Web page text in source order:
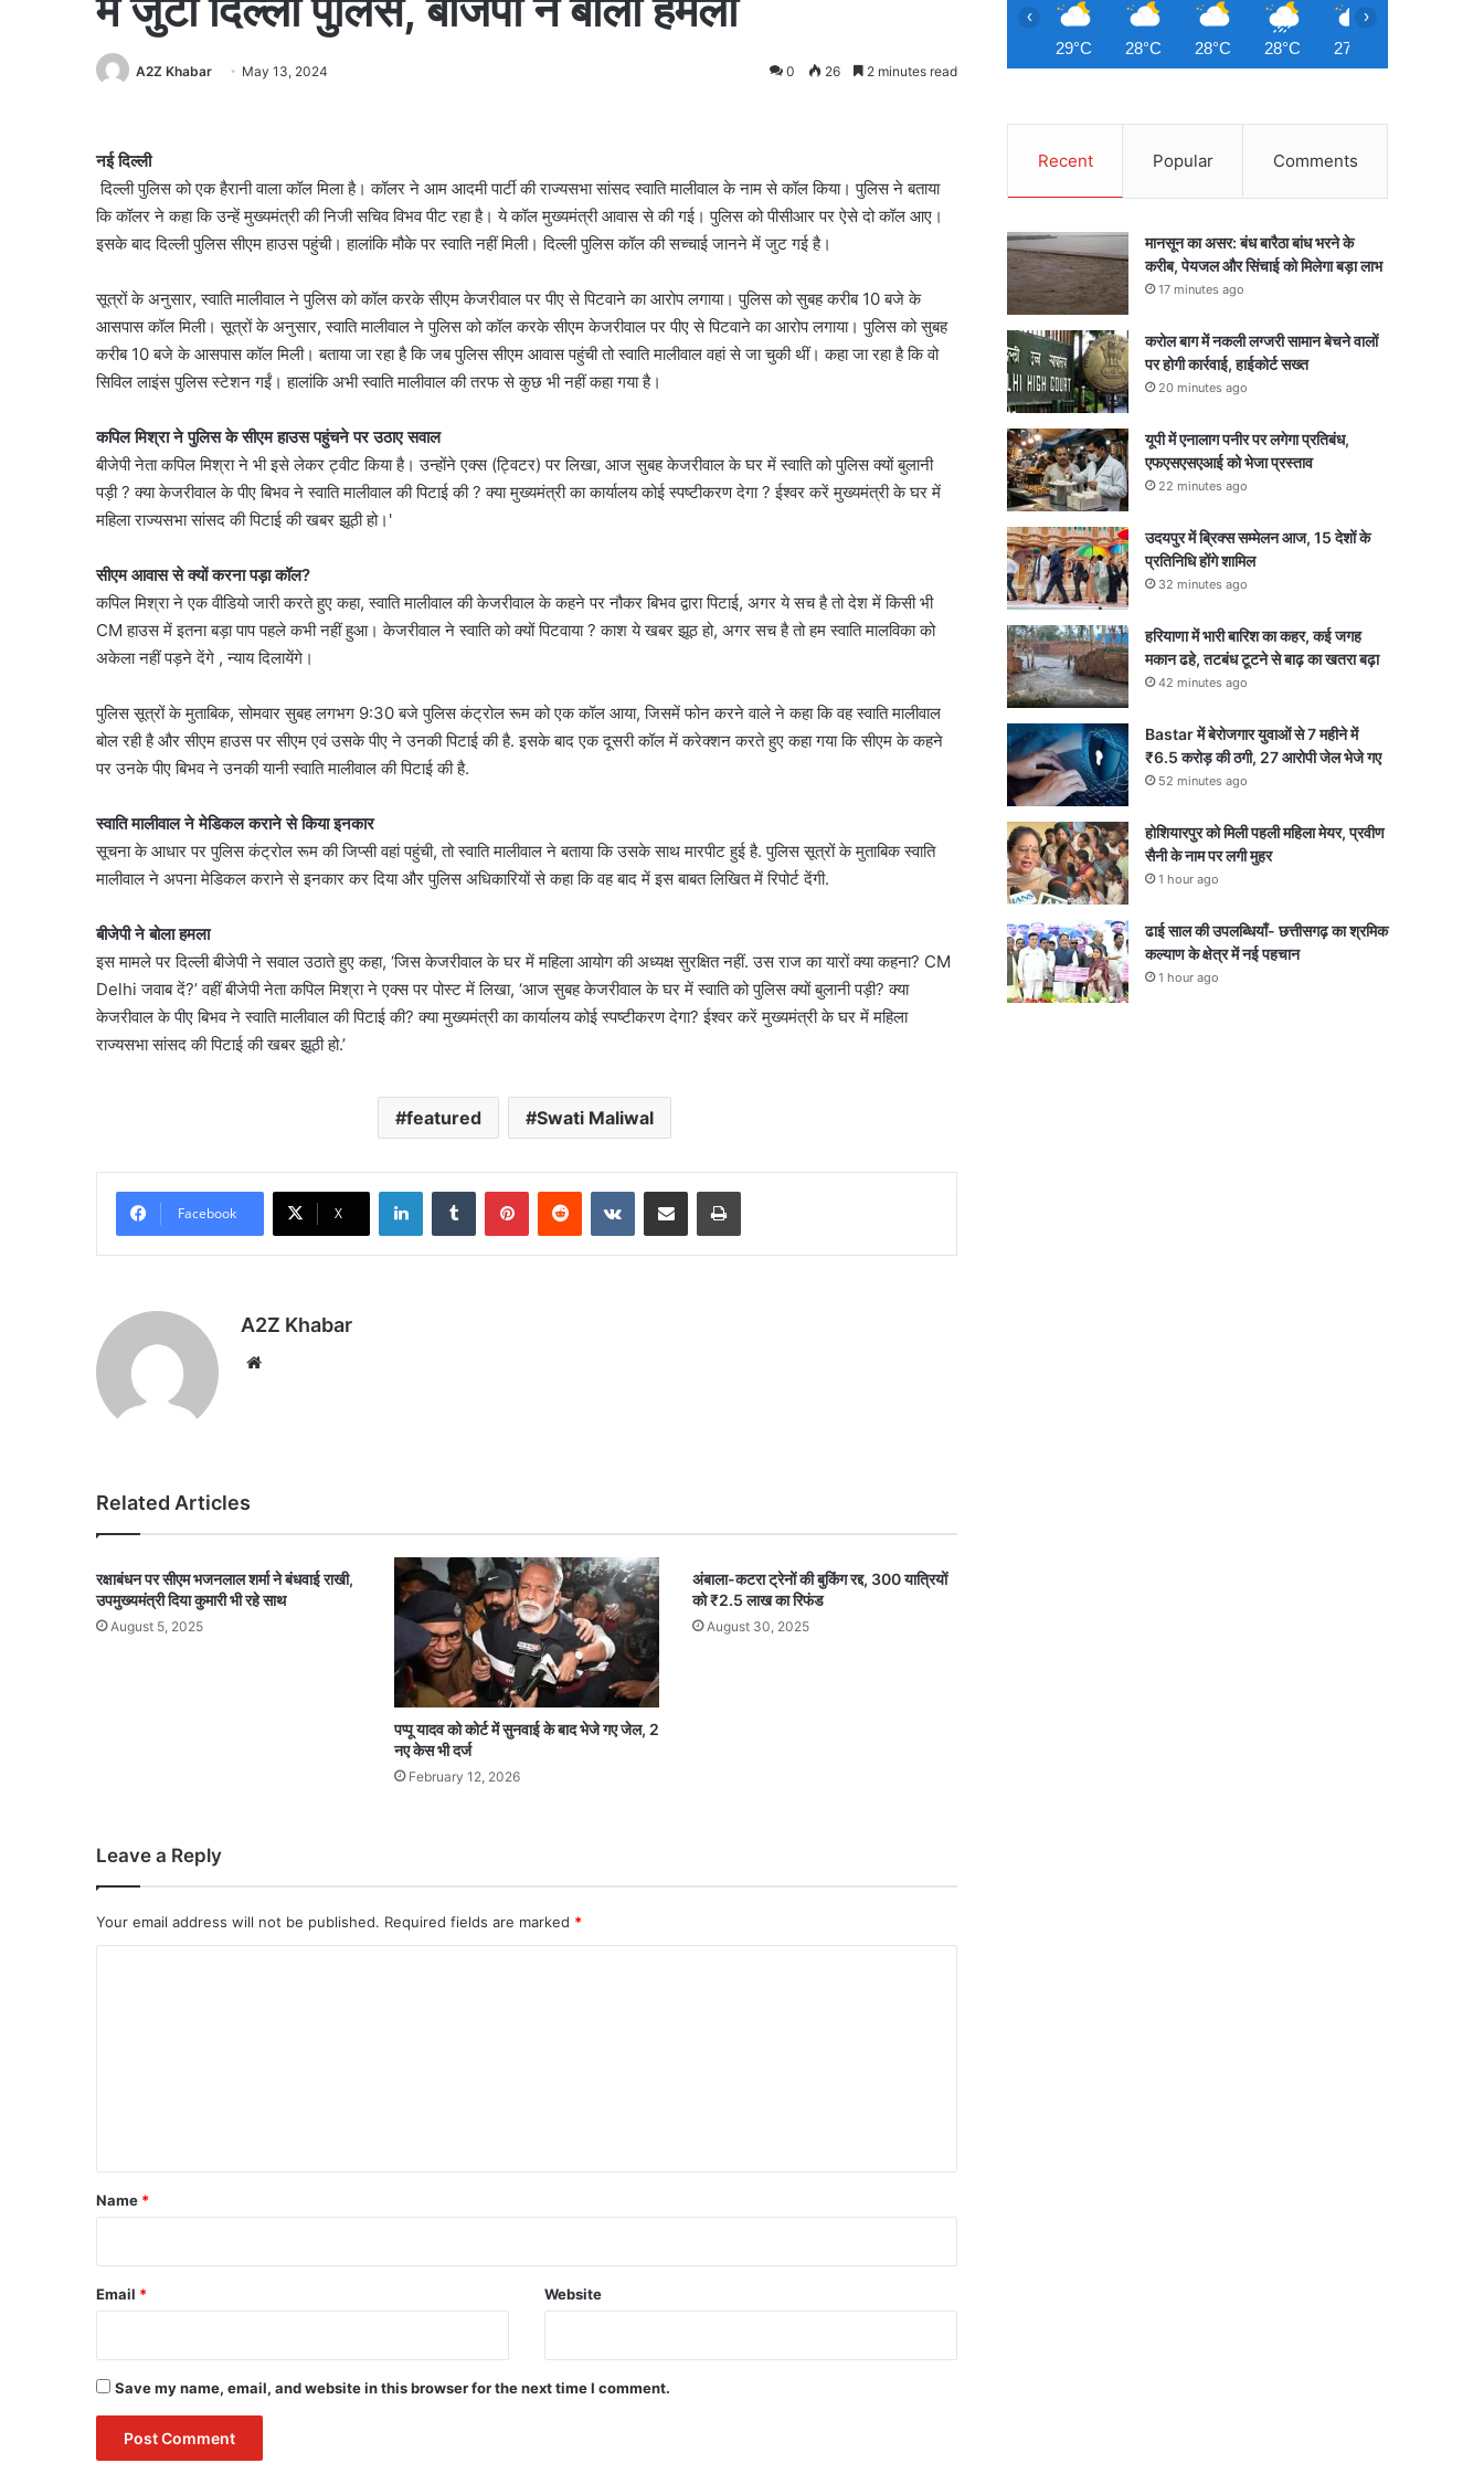
A2Z Khabar May 13, 2024 0 26 2 minutes read
नई दिल्ली
दिल्ली पुलिस को एक हैरानी वाला कॉल मिला है। कॉलर ने आम आदमी पार्टी की राज्यसभा सांसद स्वाति मालीवाल के नाम से कॉल किया। पुलिस ने बताया
कि कॉलर ने कहा कि उन्हें मुख्यमंत्री की निजी सचिव विभव पीट रहा है। ये कॉल मुख्यमंत्री आवास से की गई। पुलिस को पीसीआर पर ऐसे दो कॉल आए।
इसके बाद दिल्ली पुलिस सीएम हाउस पहुंची। हालांकि मौके पर स्वाति नहीं मिली। दिल्ली पुलिस कॉल की सच्चाई जानने में जुट गई है।
सूत्रों के अनुसार, स्वाति मालीवाल ने पुलिस को कॉल करके सीएम केजरीवाल पर पीए से पिटवाने का आरोप लगाया। पुलिस को सुबह करीब 10 बजे के
आसपास कॉल मिली। सूत्रों के अनुसार, स्वाति मालीवाल ने पुलिस को कॉल करके सीएम केजरीवाल पर पीए से पिटवाने का आरोप लगाया। पुलिस को सुबह
करीब 10 बजे के आसपास कॉल मिली। बताया जा रहा है कि जब पुलिस सीएम आवास पहुंची तो स्वाति मालीवाल वहां से जा चुकी थीं। कहा जा रहा है कि वो
सिविल लाइंस पुलिस स्टेशन गईं। हालांकि अभी स्वाति मालीवाल की तरफ से कुछ भी नहीं कहा गया है।
कपिल मिश्रा ने पुलिस के सीएम हाउस पहुंचने पर उठाए सवाल
बीजेपी नेता कपिल मिश्रा ने भी इसे लेकर ट्वीट किया है। उन्होंने एक्स (ट्विटर) पर लिखा, आज सुबह केजरीवाल के घर में स्वाति को पुलिस क्यों बुलानी
पड़ी ? क्या केजरीवाल के पीए बिभव ने स्वाति मालीवाल की पिटाई की ? क्या मुख्यमंत्री का कार्यालय कोई स्पष्टीकरण देगा ? ईश्वर करें मुख्यमंत्री के घर में
महिला राज्यसभा सांसद की पिटाई की खबर झूठी हो।'
सीएम आवास से क्यों करना पड़ा कॉल?
कपिल मिश्रा ने एक वीडियो जारी करते हुए कहा, स्वाति मालीवाल की केजरीवाल के कहने पर नौकर बिभव द्वारा पिटाई, अगर ये सच है तो देश में किसी भी
CM हाउस में इतना बड़ा पाप पहले कभी नहीं हुआ। केजरीवाल ने स्वाति को क्यों पिटवाया ? काश ये खबर झूठ हो, अगर सच है तो हम स्वाति मालविका को
अकेला नहीं पड़ने देंगे , न्याय दिलायेंगे।
पुलिस सूत्रों के मुताबिक, सोमवार सुबह लगभग 9:30 बजे पुलिस कंट्रोल रूम को एक कॉल आया, जिसमें फोन करने वाले ने कहा कि वह स्वाति मालीवाल
बोल रही है और सीएम हाउस पर सीएम एवं उसके पीए ने उनकी पिटाई की है. इसके बाद एक दूसरी कॉल में करेक्शन करते हुए कहा गया कि सीएम के कहने
पर उनके पीए बिभव ने उनकी यानी स्वाति मालीवाल की पिटाई की है.
स्वाति मालीवाल ने मेडिकल कराने से किया इनकार
सूचना के आधार पर पुलिस कंट्रोल रूम की जिप्सी वहां पहुंची, तो स्वाति मालीवाल ने बताया कि उसके साथ मारपीट हुई है. पुलिस सूत्रों के मुताबिक स्वाति
मालीवाल ने अपना मेडिकल कराने से इनकार कर दिया और पुलिस अधिकारियों से कहा कि वह बाद में इस बाबत लिखित में रिपोर्ट देंगी.
बीजेपी ने बोला हमला
इस मामले पर दिल्ली बीजेपी ने सवाल उठाते हुए कहा, ‘जिस केजरीवाल के घर में महिला आयोग की अध्यक्ष सुरक्षित नहीं. उस राज का यारों क्या कहना? CM
Delhi जवाब दें?’ वहीं बीजेपी नेता कपिल मिश्रा ने एक्स पर पोस्ट में लिखा, ‘आज सुबह केजरीवाल के घर में स्वाति को पुलिस क्यों बुलानी पड़ी? क्या
केजरीवाल के पीए बिभव ने स्वाति मालीवाल की पिटाई की? क्या मुख्यमंत्री का कार्यालय कोई स्पष्टीकरण देगा? ईश्वर करें मुख्यमंत्री के घर में महिला
राज्यसभा सांसद की पिटाई की खबर झूठी हो.’
featured Swati Maliwal
Facebook X
LinkedInTumblr PinterestReddit VKontakteShare via Email Print
A2Z Khabar
Related Articles
रक्षाबंधन पर सीएम भजनलाल शर्मा ने बंधवाई राखी,
उपमुख्यमंत्री दिया कुमारी भी रहे साथ
August 5, 2025
पप्पू यादव को कोर्ट में सुनवाई के बाद भेजे गए जेल, 2
नए केस भी दर्ज
February 12, 2026
अंबाला-कटरा ट्रेनों की बुकिंग रद्द, 300 यात्रियों
को ₹2.5 लाख का रिफंड
August 30, 2025
Leave a Reply
Your email address will not be published. Required fields are marked *
*
Name *
Email * Website
Save my name, email, and website in this browser for the next time I comment.
29°C 28°C 28°C 28°C 27°C
‹ ›
Recent Popular Comments
मानसून का असर: बंध बारैठा बांध भरने के
करीब, पेयजल और सिंचाई को मिलेगा बड़ा लाभ
17 minutes ago
करोल बाग में नकली लग्जरी सामान बेचने वालों
पर होगी कार्रवाई, हाईकोर्ट सख्त
20 minutes ago
यूपी में एनालाग पनीर पर लगेगा प्रतिबंध,
एफएसएसएआई को भेजा प्रस्ताव
22 minutes ago
उदयपुर में ब्रिक्स सम्मेलन आज, 15 देशों के
प्रतिनिधि होंगे शामिल
32 minutes ago
हरियाणा में भारी बारिश का कहर, कई जगह
मकान ढहे, तटबंध टूटने से बाढ़ का खतरा बढ़ा
42 minutes ago
Bastar में बेरोजगार युवाओं से 7 महीने में
₹6.5 करोड़ की ठगी, 27 आरोपी जेल भेजे गए
52 minutes ago
होशियारपुर को मिली पहली महिला मेयर, प्रवीण
सैनी के नाम पर लगी मुहर
1 hour ago
ढाई साल की उपलब्धियाँ- छत्तीसगढ़ का श्रमिक
कल्याण के क्षेत्र में नई पहचान
1 hour ago